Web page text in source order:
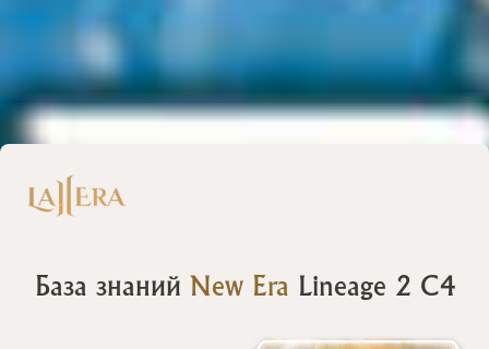
База знаний New Era Lineage 2 C4